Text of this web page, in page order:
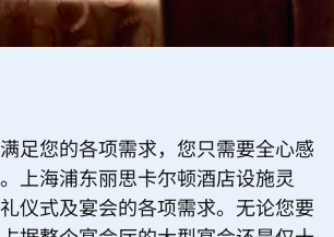
足您的各项需求，您只需要全心感
上海浦东丽思卡尔顿酒店设施灵
仪式及宴会的各项需求。无论您要